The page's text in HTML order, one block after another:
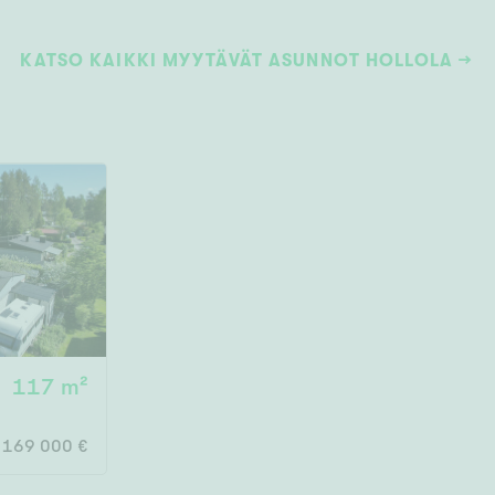
KATSO KAIKKI MYYTÄVÄT ASUNNOT HOLLOLA
117 m²
169 000 €